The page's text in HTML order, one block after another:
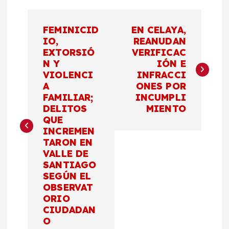
g
FEMINICID
IO,
EXTORSIÓ
N Y
VIOLENCI
A
FAMILIAR;
DELITOS
QUE
INCREMEN
TARON EN
VALLE DE
SANTIAGO
SEGÚN EL
OBSERVAT
ORIO
CIUDADAN
O
EN CELAYA,
REANUDAN
VERIFICAC
IÓN E
INFRACCI
ONES POR
INCUMPLI
MIENTO